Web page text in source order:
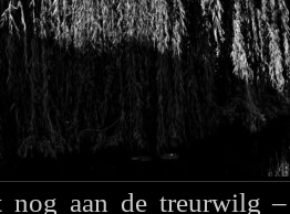
nog aan de treurwilg